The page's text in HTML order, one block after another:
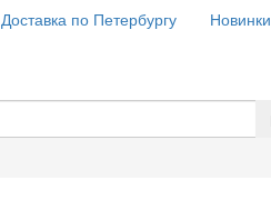
Доставка по Петербургу Новинки